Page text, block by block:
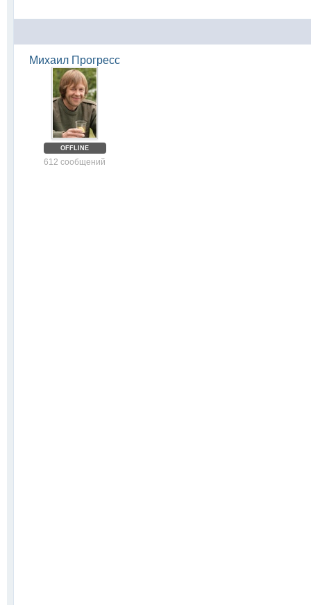
Михаил Прогресс
OFFLINE
612 сообщений